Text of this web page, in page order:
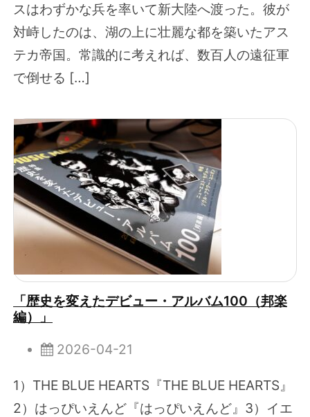
スはわずかな兵を率いて新大陸へ渡った。彼が
対峙したのは、湖の上に壮麗な都を築いたアス
テカ帝国。常識的に考えれば、数百人の遠征軍
で倒せる […]
「歴史を変えたデビュー・アルバム100（邦楽
編）」
2026-04-21
1）THE BLUE HEARTS『THE BLUE HEARTS』
2）はっぴいえんど『はっぴいえんど』3）イエ